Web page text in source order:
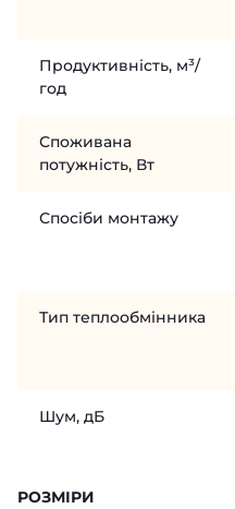
Продуктивність, м³/
год
Споживана
потужність, Вт
Спосіби монтажу
Тип теплообмінника
Шум, дБ
РОЗМІРИ